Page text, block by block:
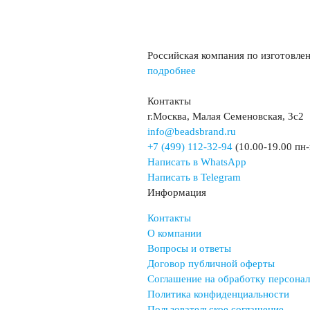
Российская компания по
подробнее
Контакты
г.Москва, Малая Семеновская, 3с2
info@beadsbrand.ru
+7 (499) 112-32-94 (10.00-19.00
Написать в WhatsApp
Написать в Telegram
Информация
Контакты
О компании
Вопросы и ответы
Договор публичной оферты
Соглашение на обработку
Политика конфиденциальности